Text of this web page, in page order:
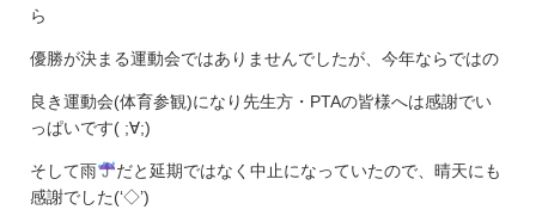
ら
優勝が決まる運動会ではありませんでしたが、今年ならではの
良き運動会(体育参観)になり先生方・PTAの皆様へは感謝でい
っぱいです( ;∀;)
そして雨
だと延期ではなく中止になっていたので、晴天にも
感謝でした(‘◇’)ゞ